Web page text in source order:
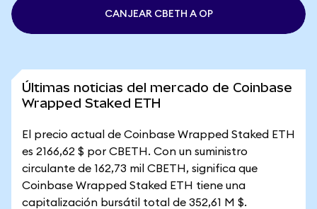
CANJEAR CBETH A OP
Últimas noticias del mercado de Coinbase
Wrapped Staked ETH
El precio actual de Coinbase Wrapped Staked ETH
es 2166,62 $ por CBETH. Con un suministro
circulante de 162,73 mil CBETH, significa que
Coinbase Wrapped Staked ETH tiene una
capitalización bursátil total de 352,61 M $.